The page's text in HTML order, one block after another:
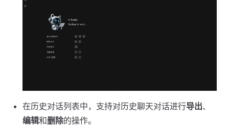
在历史对话列表中，支持对历史聊天对话进行导出、
编辑和删除的操作。